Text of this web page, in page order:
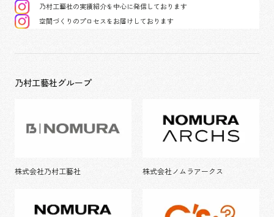
乃村工藝社の実績紹介を中心に発信しております
空間づくりのプロセスをお届けしております
乃村工藝社グループ
株式会社乃村工藝社 株式会社ノムラアークス